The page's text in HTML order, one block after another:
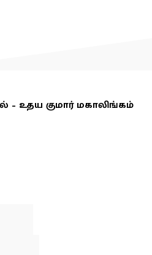
– உதய குமார் மகாலிங்கம்